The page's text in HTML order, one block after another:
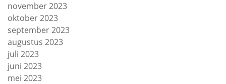
november 2023
oktober 2023
september 2023
augustus 2023
juli 2023
juni 2023
mei 2023